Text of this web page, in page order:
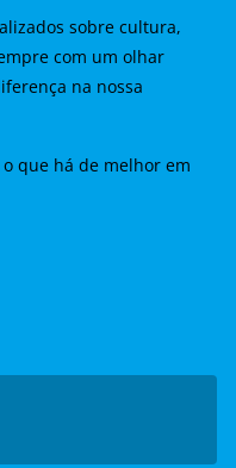
sobre cultura,
com um olhar
na nossa
que há de melhor em